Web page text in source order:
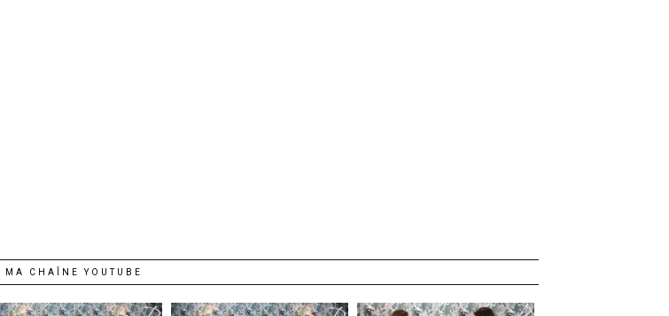
MA CHAÎNE YOUTUBE